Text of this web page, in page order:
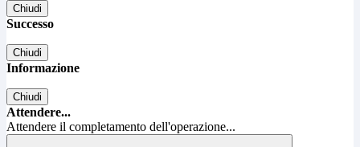
Chiudi
Successo
Chiudi
Informazione
Chiudi
Attendere...
Attendere il completamento dell'operazione...